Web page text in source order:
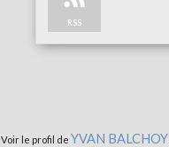
RSS
Voir le profil de YVAN BALCHOY